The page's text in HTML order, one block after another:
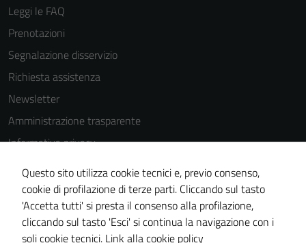
Leggi le FAQ
Prenotazioni
Segnalazione disservizio
Richiesta assistenza
Newsletter
Amministrazione trasparente
Informativa privacy
Cookie Policy
Note legali
Dichiarazione di accessibilità
Piano di miglioramento del sito
Questo sito utilizza cookie tecnici e, previo consenso,
cookie di profilazione di terze parti. Cliccando sul tasto
'Accetta tutti' si presta il consenso alla profilazione,
cliccando sul tasto 'Esci' si continua la navigazione con i
soli cookie tecnici. Link alla cookie policy